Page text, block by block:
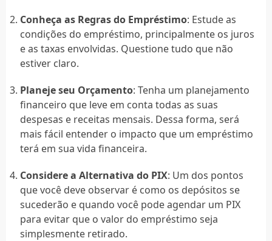
Conheça as Regras do Empréstimo: Estude as
condições do empréstimo, principalmente os juros
e as taxas envolvidas. Questione tudo que não
estiver claro.
Planeje seu Orçamento: Tenha um planejamento
financeiro que leve em conta todas as suas
despesas e receitas mensais. Dessa forma, será
mais fácil entender o impacto que um empréstimo
terá em sua vida financeira.
Considere a Alternativa do PIX: Um dos pontos
que você deve observar é como os depósitos se
sucederão e quando você pode agendar um PIX
para evitar que o valor do empréstimo seja
simplesmente retirado.